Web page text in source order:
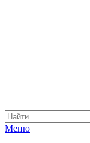
Меню